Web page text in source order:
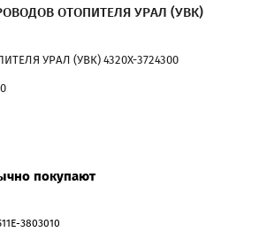
ОТОПИТЕЛЯ УРАЛ (УВК)
УРАЛ (УВК) 4320Х-3724300
покупают
3803010